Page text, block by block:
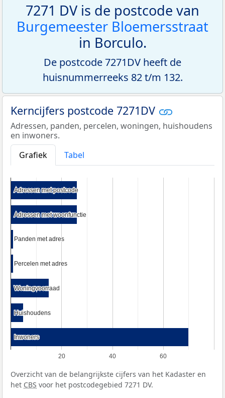
7271 DV is de postcode van
Burgemeester Bloemersstraat
in Borculo.
De postcode 7271DV heeft de
huisnummerreeks 82 t/m 132.
Kerncijfers postcode 7271DV
Adressen, panden, percelen, woningen, huishoudens
en inwoners.
Grafiek
Tabel
20 40 60
Adressen met postcode
Adressen met postcode
Adressen met woonfunctie
Adressen met woonfunctie
Panden met adres
Panden met adres
Percelen met adres
Percelen met adres
Woningvoorraad
Woningvoorraad
Huishoudens
Huishoudens
Inwoners
Inwoners
Overzicht van de belangrijkste cijfers van het Kadaster en
het CBS voor het postcodegebied 7271 DV.